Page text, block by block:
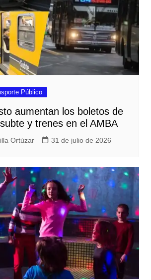
Público
aumentan los boletos de
y trenes en el AMBA
Ortúzar 31 de julio de 2026